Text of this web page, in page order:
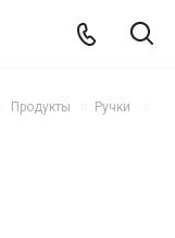
Продукты
Ручки